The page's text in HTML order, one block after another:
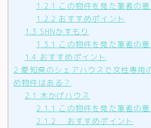
1.2.1 この物件を見た筆者の
1.2.2 おすすめポイント
1.3 SHNかすもり
1.3.1 この物件を見た筆者の
1.4 おすすめポイント
2 愛知県のシェアハウスで女性専用
め物件はある？
2.1 木かげハウス
2.1.1 この物件を見た筆者の
2.1.2
おすすめポイント